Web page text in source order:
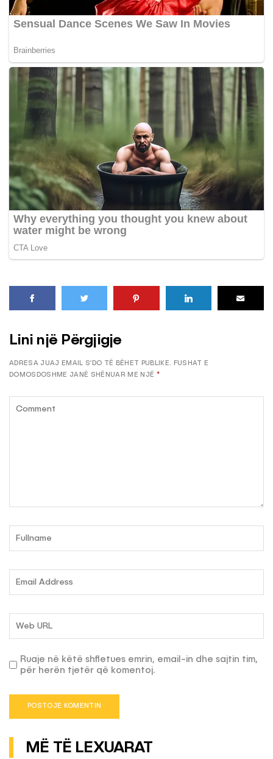
Lini një Përgjigje
ADRESA JUAJ EMAIL S’DO TË BËHET PUBLIKE. FUSHAT E
DOMOSDOSHME JANË SHËNUAR ME NJË *
Ruaje në këtë shfletues emrin, email-in dhe sajtin tim,
për herën tjetër që komentoj.
MË TË LEXUARAT